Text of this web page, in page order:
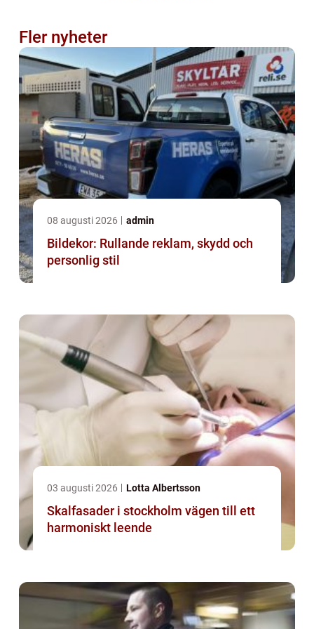
Fler nyheter
08 augusti 2026 admin
Bildekor: Rullande reklam, skydd och
personlig stil
03 augusti 2026 Lotta Albertsson
Skalfasader i stockholm vägen till ett
harmoniskt leende